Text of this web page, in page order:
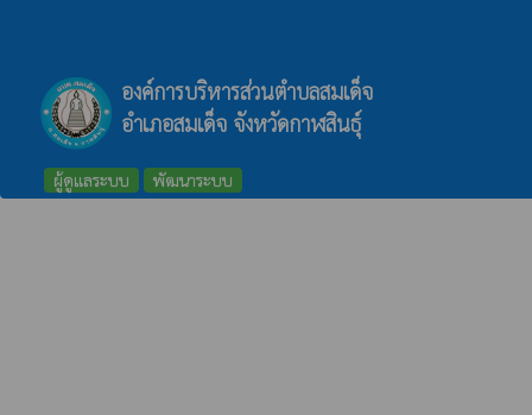
องค์การบริหารส่วนตำบลสมเด็จ
อำเภอสมเด็จ จังหวัดกาฬสินธุ์
ผู้ดูแลระบบ พัฒนาระบบ